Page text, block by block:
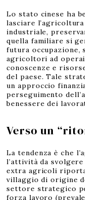
Lo stato cinese ha
lasciare
industriale,
quella familiare si
futura occupazione,
agricoltori ad
conoscenze e
del paese. Tale
un approccio
perseguimento
benessere dei
Verso un
La tendenza è che
l’attività da
extra agricoli
villaggio di origine
settore strategico
forza lavoro